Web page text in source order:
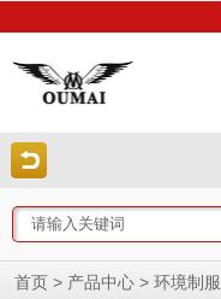
首页 > 产品中心 > 环境制服